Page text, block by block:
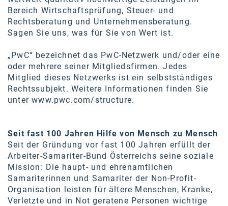
Bereich Wirtschaftsprüfung, Steuer- und
Rechtsberatung und Unternehmensberatung.
Sagen Sie uns, was für Sie von Wert ist.
„PwC“ bezeichnet das PwC-Netzwerk und/oder eine
oder mehrere seiner Mitgliedsfirmen. Jedes
Mitglied dieses Netzwerks ist ein selbstständiges
Rechtssubjekt. Weitere Informationen finden Sie
unterwww.pwc.com/structure.
Seit fast 100 Jahren Hilfe von Mensch zu Mensch
Seit der Gründung vor fast 100 Jahren erfüllt der
Arbeiter-Samariter-Bund Österreichs seine soziale
Mission: Die haupt- und ehrenamtlichen
Samariterinnen und Samariter der Non-Profit-
Organisation leisten für ältere Menschen, Kranke,
Verletzte und in Not geratene Personen wichtige